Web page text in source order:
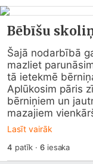
Bēbīšu
Šajā nodarbībā
mazliet
tā ietekmē
Aplūkosim pāris
bērniņiem un
mazajiem
Lasīt vairāk
4 patīk ·6iesaka